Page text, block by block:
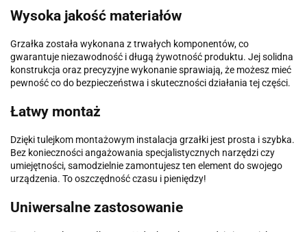
Wysoka jakość materiałów
Grzałka została wykonana z trwałych komponentów, co
gwarantuje niezawodność i długą żywotność produktu. Jej solidna
konstrukcja oraz precyzyjne wykonanie sprawiają, że możesz mieć
pewność co do bezpieczeństwa i skuteczności działania tej części.
Łatwy montaż
Dzięki tulejkom montażowym instalacja grzałki jest prosta i szybka.
Bez konieczności angażowania specjalistycznych narzędzi czy
umiejętności, samodzielnie zamontujesz ten element do swojego
urządzenia. To oszczędność czasu i pieniędzy!
Uniwersalne zastosowanie